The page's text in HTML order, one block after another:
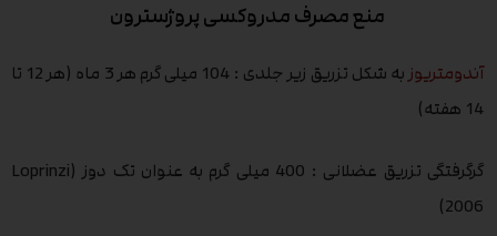
منع مصرف مدروکسی پروژسترون
آندومتریوز
به شکل تزریق زیر جلدی : 104 میلی گرم هر 3 ماه (هر 12 تا
14 هفته)
گرگرفتگی تزریق عضلانی : 400 میلی گرم به عنوان تک دوز (Loprinzi
2006)